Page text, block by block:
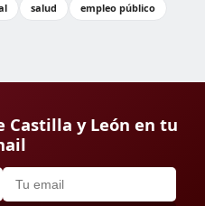
salud
empleo público
Castilla y León en tu